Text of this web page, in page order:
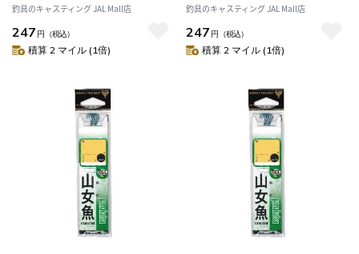
釣具のキャスティング JAL Mall店
247 円 （税込）
積算 2 マイル (1倍)
釣具のキャスティング JAL Mall店
247 円 （税込）
積算 2 マイル (1倍)